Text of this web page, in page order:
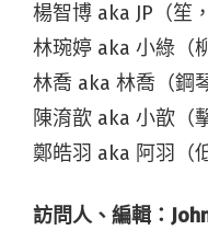
楊智博 aka JP（笙
林琬婷 aka 小綠（
林喬 aka 林喬（鋼
陳淯歆 aka 小歆（
鄭皓羽 aka 阿羽（
訪問人、編輯：